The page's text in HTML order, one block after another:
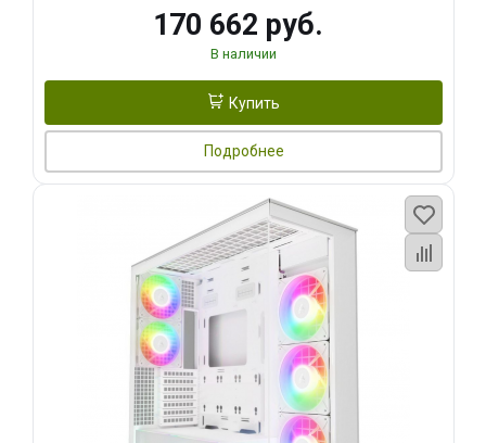
170 662 руб.
В наличии
Купить
Подробнее